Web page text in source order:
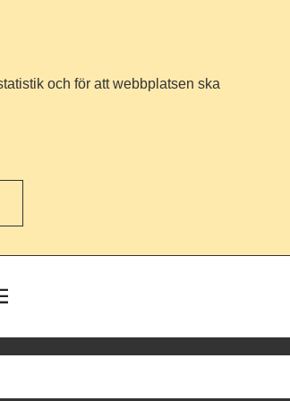
och för att webbplatsen ska